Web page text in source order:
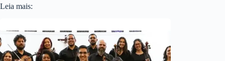
Leia mais: